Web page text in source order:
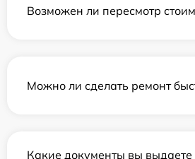
Возможен ли пересмотр
Можно ли сделать ремонт
Какие документы вы выдаете